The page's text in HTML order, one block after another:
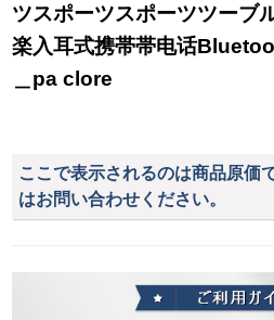
ツスポーツスポーツツーブ
楽入耳式携帯帯电话
＿pa clore
ここで表示されるのは商品原価
はお問い合わせください。